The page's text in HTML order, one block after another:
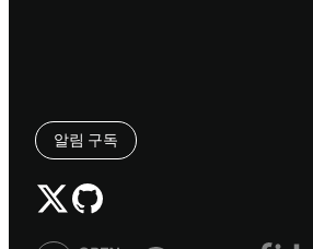
알림 구독